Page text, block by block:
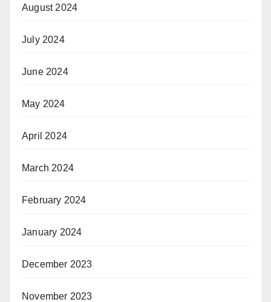
August 2024
July 2024
June 2024
May 2024
April 2024
March 2024
February 2024
January 2024
December 2023
November 2023